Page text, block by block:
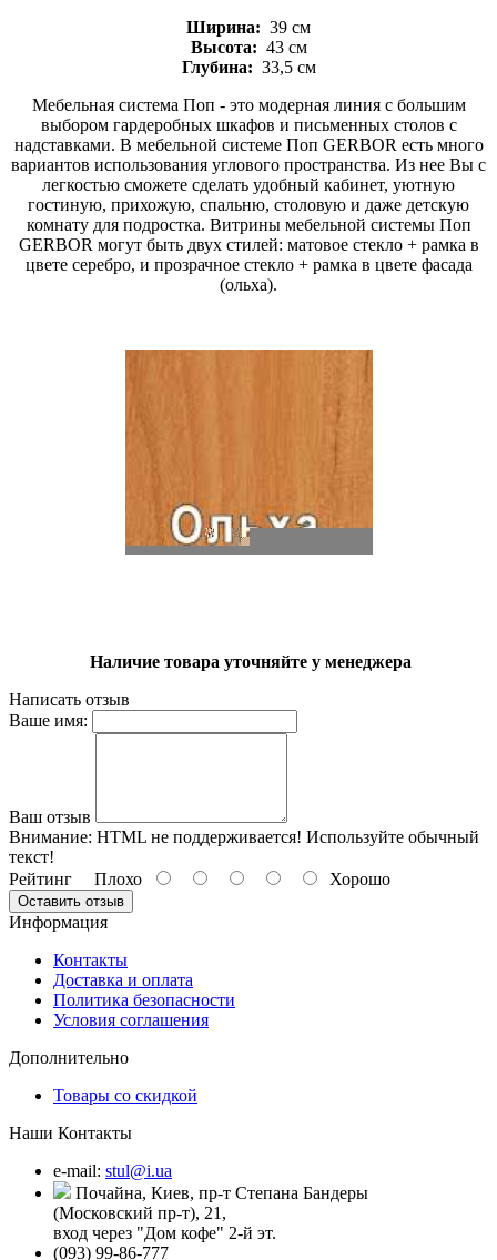
Ширина: 39 см
Высота: 43 см
Глубина: 33,5 см
Мебельная система Поп - это модерная линия с большим
выбором гардеробных шкафов и письменных столов с
надставками. В мебельной системе Поп GERBOR есть много
вариантов использования углового пространства. Из нее Вы с
легкостью сможете сделать удобный кабинет, уютную
гостиную, прихожую, спальню, столовую и даже детскую
комнату для подростка. Витрины мебельной системы Поп
GERBOR могут быть двух стилей: матовое стекло + рамка в
цвете серебро, и прозрачное стекло + рамка в цвете фасада
(ольха).
Наличие товара уточняйте у менеджера
Написать отзыв
Ваше имя:
Ваш отзыв
Внимание: HTML не поддерживается! Используйте обычный
текст!
Рейтинг Плохо Хорошо
Оставить отзыв
Информация
Контакты
Доставка и оплата
Политика безопасности
Условия соглашения
Дополнительно
Товары со скидкой
Наши Контакты
e-mail: stul@i.ua
Почайна, Киев, пр-т Степана Бандеры
(Московский пр-т), 21,
вход через "Дом кофе" 2-й эт.
(093) 99-86-777